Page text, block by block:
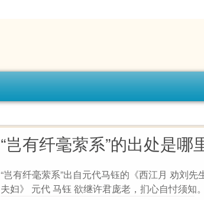
“岂有纤毫萦系”的出处是哪
“岂有纤毫萦系”出自元代马钰的《西江月 劝刘
夫妇》 元代 马钰 欲继许君庞老，扪心自忖须知